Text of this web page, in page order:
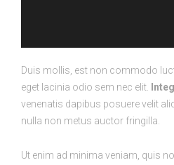
Duis mollis, est non commodo
eget lacinia odio sem nec elit.
venenatis dapibus posuere velit
nulla non metus auctor fringilla.
Ut enim ad minima veniam, quis